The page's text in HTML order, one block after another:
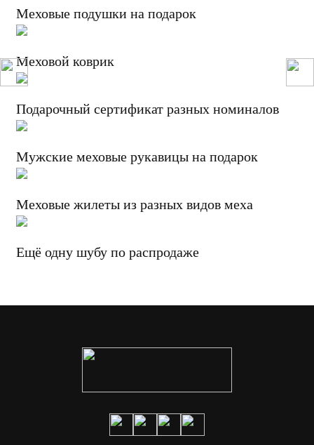
Меховые подушки на подарок
Меховой коврик
Подарочный сертификат разных номиналов
Мужские меховые рукавицы на подарок
Меховые жилеты из разных видов меха
Ещё одну шубу по распродаже